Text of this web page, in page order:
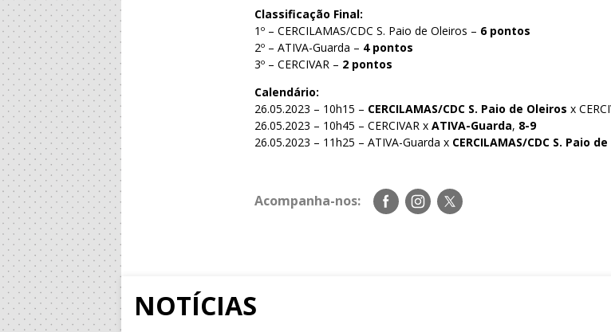
Classificação Final:
1º – CERCILAMAS/CDC S. Paio de Oleiros – 6 pontos
2º – ATIVA-Guarda – 4 pontos
3º – CERCIVAR – 2 pontos
Calendário:
26.05.2023 – 10h15 – CERCILAMAS/CDC S. Paio de Oleiros x
26.05.2023 – 10h45 – CERCIVAR xATIVA-Guarda, 8-9
26.05.2023 – 11h25 – ATIVA-Guarda x CERCILAMAS/CDC S. Paio
Acompanha-nos:
Siga-
nos
Siga-
nos
Siga-
nos
NOTÍCIAS